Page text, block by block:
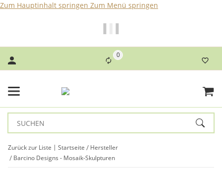
Zum Hauptinhalt springen Zum Menü springen
0
Zurück zur Liste Startseite
Hersteller
Barcino Designs - Mosaik-Skulpturen